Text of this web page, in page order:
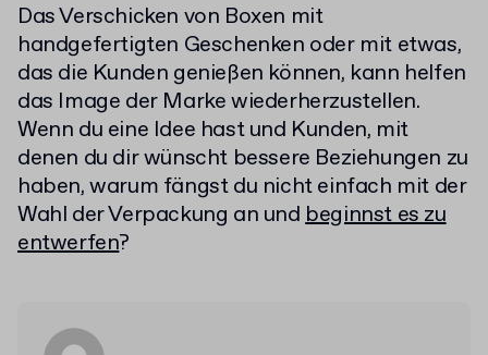
Das Verschicken von Boxen mit
handgefertigten Geschenken oder mit etwas,
das die Kunden genießen können, kann helfen
das Image der Marke wiederherzustellen.
Wenn du eine Idee hast und Kunden, mit
denen du dir wünscht bessere Beziehungen zu
haben, warum fängst du nicht einfach mit der
Wahl der Verpackung an undbeginnst es zu
entwerfen?